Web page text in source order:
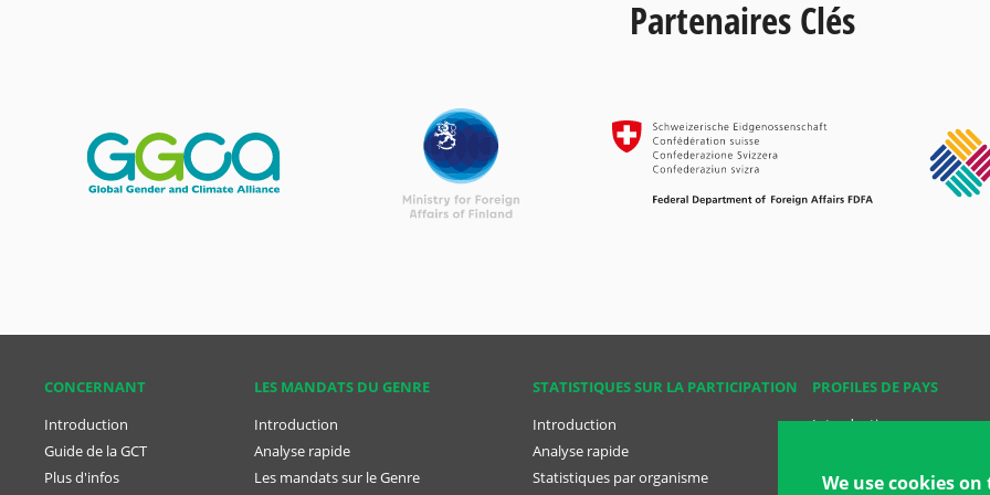
Partenaires Clés
CONCER­NANT
Introduction
Guide de la GCT
Plus d'infos
LES MANDATS DU GENRE
Introduction
Analyse rapide
Les mandats sur le Genre
STATISTIQUES SUR LA PARTICIPATION
Introduction
Analyse rapide
Statistiques par organisme
PROFILES DE PAYS
Introduction
Profiles des pays
We use cookies